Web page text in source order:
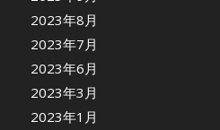
2023年8月
2023年7月
2023年6月
2023年3月
2023年1月